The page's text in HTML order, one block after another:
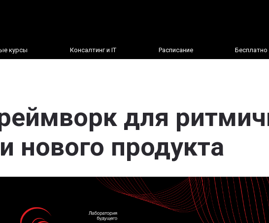
курсы Консалтинг и IT Расписание Бесплатно
для
нового продукта